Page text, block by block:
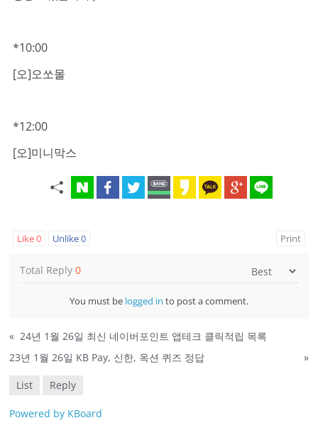
*10:00
[오]오쏘몰
*12:00
[오]미니막스
Like0 Unlike0 Print
Total Reply0
You must be logged in to post a comment.
« 24년 1월 26일 최신 네이버포인트 앱테크 클릭적립 목록
23년 1월 26일 KB Pay, 신한, 옥션 퀴즈 정답
»
List Reply
Powered by KBoard